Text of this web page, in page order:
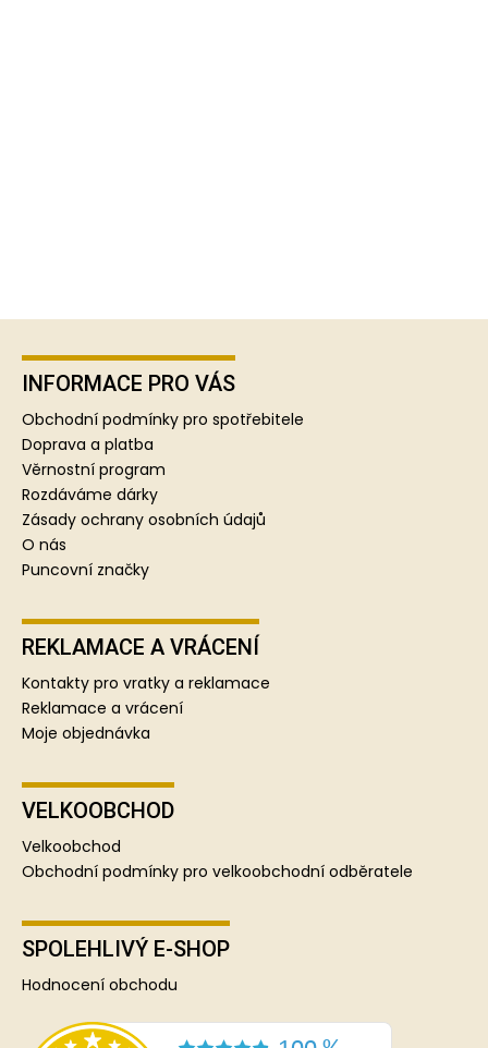
Z
INFORMACE PRO VÁS
Obchodní podmínky pro spotřebitele
Doprava a platba
Věrnostní program
Rozdáváme dárky
Zásady ochrany osobních údajů
O nás
Puncovní značky
REKLAMACE A VRÁCENÍ
Kontakty pro vratky a reklamace
Reklamace a vrácení
Moje objednávka
VELKOOBCHOD
Velkoobchod
Obchodní podmínky pro velkoobchodní odběratele
SPOLEHLIVÝ E-SHOP
Hodnocení obchodu